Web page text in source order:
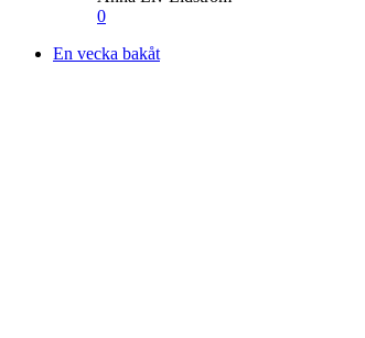
0
En vecka bakåt